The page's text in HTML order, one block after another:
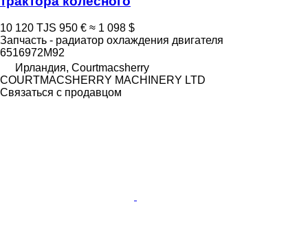
10 120 TJS 950 € ≈ 1 098 $
Запчасть - радиатор охлаждения двигателя
6516972M92
Ирландия, Courtmacsherry
COURTMACSHERRY MACHINERY LTD
Связаться с продавцом